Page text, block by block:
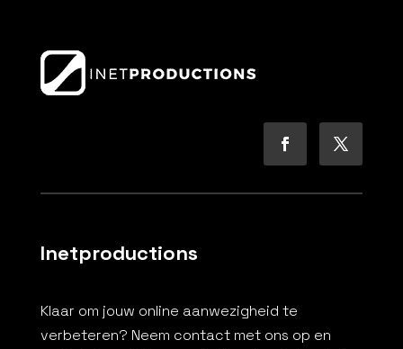
Inetproductions
Klaar om jouw online aanwezigheid te
verbeteren? Neem contact met ons op en